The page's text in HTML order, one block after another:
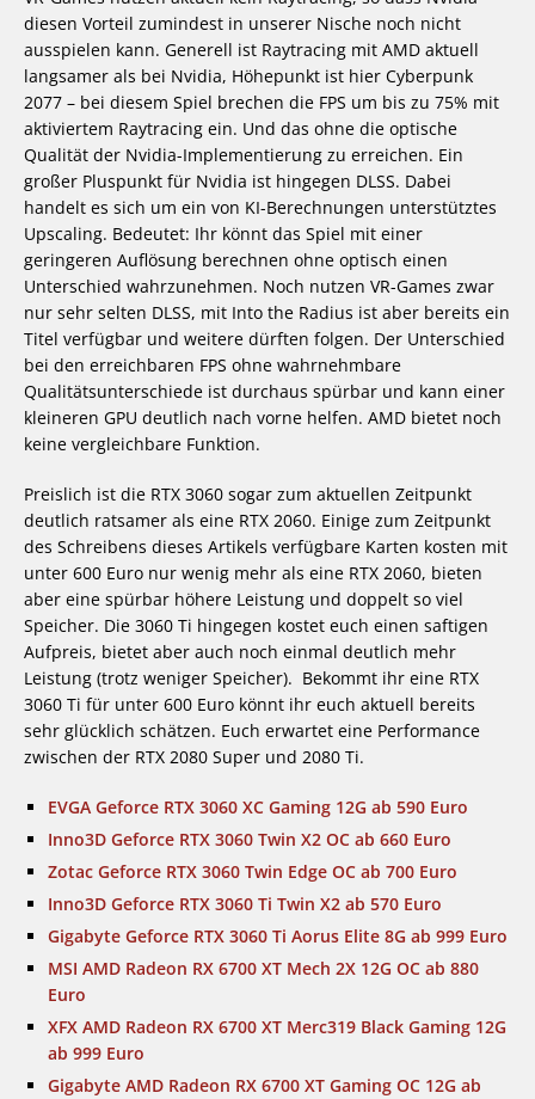
diesen Vorteil zumindest in unserer Nische noch nicht
ausspielen kann. Generell ist Raytracing mit AMD aktuell
langsamer als bei Nvidia, Höhepunkt ist hier Cyberpunk
2077 – bei diesem Spiel brechen die FPS um bis zu 75% mit
aktiviertem Raytracing ein. Und das ohne die optische
Qualität der Nvidia-Implementierung zu erreichen. Ein
großer Pluspunkt für Nvidia ist hingegen DLSS. Dabei
handelt es sich um ein von KI-Berechnungen unterstütztes
Upscaling. Bedeutet: Ihr könnt das Spiel mit einer
geringeren Auflösung berechnen ohne optisch einen
Unterschied wahrzunehmen. Noch nutzen VR-Games zwar
nur sehr selten DLSS, mit Into the Radius ist aber bereits ein
Titel verfügbar und weitere dürften folgen. Der Unterschied
bei den erreichbaren FPS ohne wahrnehmbare
Qualitätsunterschiede ist durchaus spürbar und kann einer
kleineren GPU deutlich nach vorne helfen. AMD bietet noch
keine vergleichbare Funktion.
Preislich ist die RTX 3060 sogar zum aktuellen Zeitpunkt
deutlich ratsamer als eine RTX 2060. Einige zum Zeitpunkt
des Schreibens dieses Artikels verfügbare Karten kosten mit
unter 600 Euro nur wenig mehr als eine RTX 2060, bieten
aber eine spürbar höhere Leistung und doppelt so viel
Speicher. Die 3060 Ti hingegen kostet euch einen saftigen
Aufpreis, bietet aber auch noch einmal deutlich mehr
Leistung (trotz weniger Speicher). Bekommt ihr eine RTX
3060 Ti für unter 600 Euro könnt ihr euch aktuell bereits
sehr glücklich schätzen. Euch erwartet eine Performance
zwischen der RTX 2080 Super und 2080 Ti.
EVGA Geforce RTX 3060 XC Gaming 12G ab 590 Euro
Inno3D Geforce RTX 3060 Twin X2 OC ab 660 Euro
Zotac Geforce RTX 3060 Twin Edge OC ab 700 Euro
Inno3D Geforce RTX 3060 Ti Twin X2 ab 570 Euro
Gigabyte Geforce RTX 3060 Ti Aorus Elite 8G ab 999 Euro
MSI AMD Radeon RX 6700 XT Mech 2X 12G OC ab 880
Euro
XFX AMD Radeon RX 6700 XT Merc319 Black Gaming 12G
ab 999 Euro
Gigabyte AMD Radeon RX 6700 XT Gaming OC 12G ab